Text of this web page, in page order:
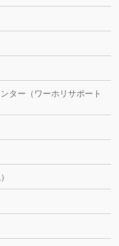
ター（ワーホリサポート